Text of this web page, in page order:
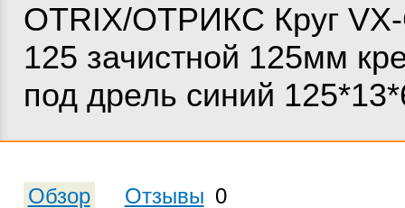
OTRIX/ОТРИКС Круг
125 зачистной 125мм
под дрель синий
Обзор Отзывы 0